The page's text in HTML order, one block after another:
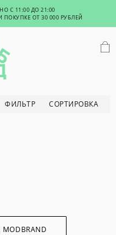
С 11:00 ДО 21:00
ОТ 30 000 РУБЛЕЙ
ФИЛЬТР СОРТИРОВКА